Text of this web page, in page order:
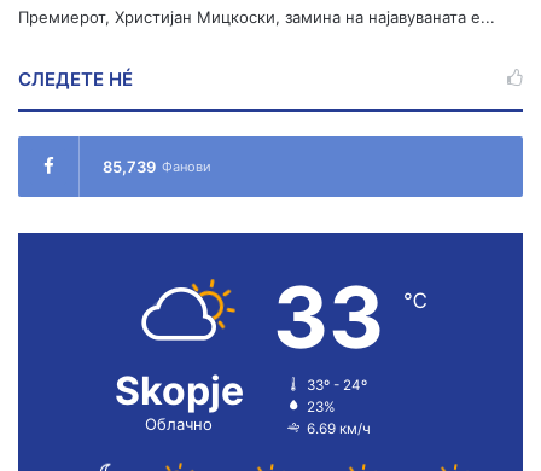
Премиерот, Христијан Мицкоски, замина на најавуваната е...
СЛЕДЕТЕ НÉ
85,739 Фанови
Skopje
Облачно
33 ℃
33º - 24º
23%
6.69 км/ч